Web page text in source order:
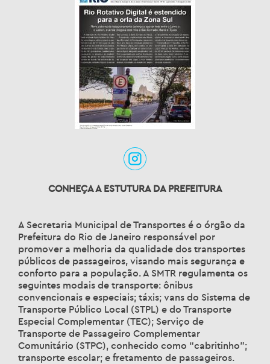
CONHEÇA A ESTUTURA DA PREFEITURA
A Secretaria Municipal de Transportes é o órgão da
Prefeitura do Rio de Janeiro responsável por
promover a melhoria da qualidade dos transportes
públicos de passageiros, visando mais segurança e
conforto para a população. A SMTR regulamenta os
seguintes modais de transporte: ônibus
convencionais e especiais; táxis; vans do Sistema de
Transporte Público Local (STPL) e do Transporte
Especial Complementar (TEC); Serviço de
Transporte de Passageiro Complementar
Comunitário (STPC), conhecido como “cabritinho”;
transporte escolar; e fretamento de passageiros.